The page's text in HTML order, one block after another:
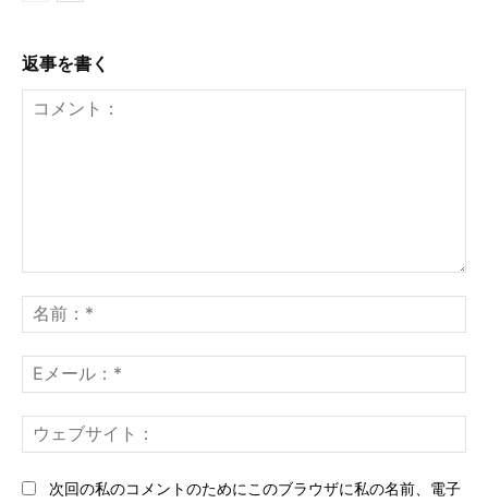
返事を書く
ン
ト：
前
*
メ
ー
*ェ
次回の私のコメントのためにこのブラウザに私の名前、電子